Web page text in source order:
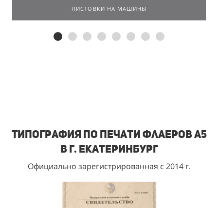
ЛИСТОВКИ НА МАШИНЫ
Типография по печати флаеров А5
в г. Екатеринбург
Официально зарегистрированная с 2014 г.